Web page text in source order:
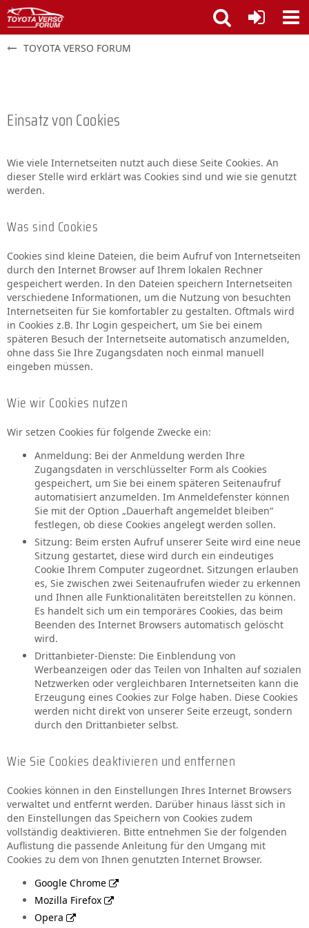
TOYOTA VERSO FORUM
Einsatz von Cookies
Wie viele Internetseiten nutzt auch diese Seite Cookies. An
dieser Stelle wird erklärt was Cookies sind und wie sie genutzt
werden.
Was sind Cookies
Cookies sind kleine Dateien, die beim Aufruf von Internetseiten
durch den Internet Browser auf Ihrem lokalen Rechner
gespeichert werden. In den Dateien speichern Internetseiten
verschiedene Informationen, um die Nutzung von besuchten
Internetseiten für Sie komfortabler zu gestalten. Oftmals wird
in Cookies z.B. Ihr Login gespeichert, um Sie bei einem
späteren Besuch der Internetseite automatisch anzumelden,
ohne dass Sie Ihre Zugangsdaten noch einmal manuell
eingeben müssen.
Wie wir Cookies nutzen
Wir setzen Cookies für folgende Zwecke ein:
Anmeldung: Bei der Anmeldung werden Ihre
Zugangsdaten in verschlüsselter Form als Cookies
gespeichert, um Sie bei einem späteren Seitenaufruf
automatisiert anzumelden. Im Anmeldefenster können
Sie mit der Option „Dauerhaft angemeldet bleiben“
festlegen, ob diese Cookies angelegt werden sollen.
Sitzung: Beim ersten Aufruf unserer Seite wird eine neue
Sitzung gestartet, diese wird durch ein eindeutiges
Cookie Ihrem Computer zugeordnet. Sitzungen erlauben
es, Sie zwischen zwei Seitenaufrufen wieder zu erkennen
und Ihnen alle Funktionalitäten bereitstellen zu können.
Es handelt sich um ein temporäres Cookies, das beim
Beenden des Internet Browsers automatisch gelöscht
wird.
Drittanbieter-Dienste: Die Einblendung von
Werbeanzeigen oder das Teilen von Inhalten auf sozialen
Netzwerken oder vergleichbaren Internetseiten kann die
Erzeugung eines Cookies zur Folge haben. Diese Cookies
werden nicht direkt von unserer Seite erzeugt, sondern
durch den Drittanbieter selbst.
Wie Sie Cookies deaktivieren und entfernen
Cookies können in den Einstellungen Ihres Internet Browsers
verwaltet und entfernt werden. Darüber hinaus lässt sich in
den Einstellungen das Speichern von Cookies zudem
vollständig deaktivieren. Bitte entnehmen Sie der folgenden
Auflistung die passende Anleitung für den Umgang mit
Cookies zu dem von Ihnen genutzten Internet Browser.
Google Chrome
Mozilla Firefox
Opera